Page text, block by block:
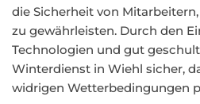
die Sicherheit von
zu gewährleisten. Durch den
Technologien und gut
Winterdienst in Wiehl sicher,
widrigen Wetterbedingungen